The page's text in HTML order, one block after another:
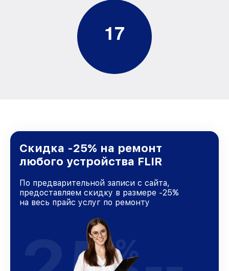
17
Скидка -25% на ремонт
любого устройства FLIR
По предварительной записи с сайта,
предоставляем скидку в размере -25%
на весь прайс услуг по ремонту
%